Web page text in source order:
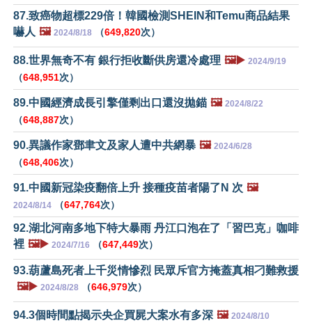
87.致癌物超標229倍！韓國檢測SHEIN和Temu商品結果
嚇人 🖼️ 2024/8/18 （649,820次）
88.世界無奇不有 銀行拒收斷供房還冷處理 🖼️▶️ 2024/9/19
（648,951次）
89.中國經濟成長引擎僅剩出口還沒拋錨 🖼️ 2024/8/22
（648,887次）
90.異議作家鄧聿文及家人遭中共網暴 🖼️ 2024/6/28
（648,406次）
91.中國新冠染疫翻倍上升 接種疫苗者陽了N 次 🖼️
2024/8/14 （647,764次）
92.湖北河南多地下特大暴雨 丹江口泡在了「習巴克」咖啡
裡 🖼️▶️ 2024/7/16 （647,449次）
93.葫蘆島死者上千災情慘烈 民眾斥官方掩蓋真相刁難救援
🖼️▶️ 2024/8/28 （646,979次）
94.3個時間點揭示央企買屍大案水有多深 🖼️ 2024/8/10